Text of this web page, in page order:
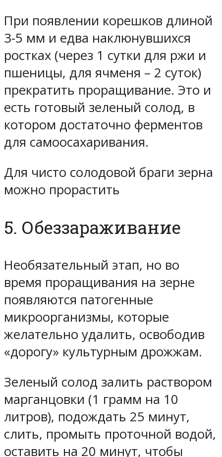
При появлении корешков длиной
3-5 мм и едва наклюнувшихся
ростках (через 1 сутки для ржи и
пшеницы, для ячменя – 2 суток)
прекратить проращивание. Это и
есть готовый зеленый солод, в
котором достаточно ферментов
для самоосахаривания.
Для чисто солодовой браги зерна
можно прорастить
5. Обеззараживание
Необязательный этап, но во
время проращивания на зерне
появляются патогенные
микроорганизмы, которые
желательно удалить, освободив
«дорогу» культурным дрожжам.
Зеленый солод залить раствором
марганцовки (1 грамм на 10
литров), подождать 25 минут,
слить, промыть проточной водой,
оставить на 20 минут, чтобы